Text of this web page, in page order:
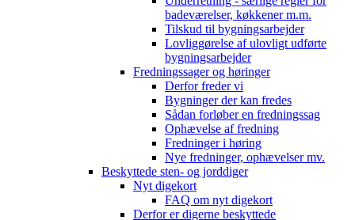
badeværelser, køkkener m.m.
Tilskud til bygningsarbejder
Lovliggørelse af ulovligt udførte
bygningsarbejder
Fredningssager og høringer
Derfor freder vi
Bygninger der kan fredes
Sådan forløber en fredningssag
Ophævelse af fredning
Fredninger i høring
Nye fredninger, ophævelser mv.
Beskyttede sten- og jorddiger
Nyt digekort
FAQ om nyt digekort
Derfor er digerne beskyttede